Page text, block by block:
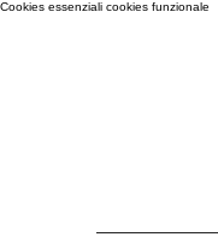
Cookies essenziali cookies funzionale